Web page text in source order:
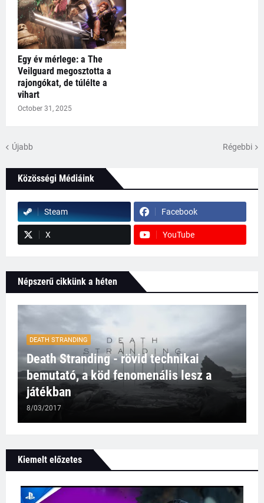
Egy év mérlege: a The
Veilguard megosztotta a
rajongókat, de túlélte a
vihart
October 31, 2025
Újabb Régebbi
Közösségi Médiáink
Steam Facebook
X YouTube
Népszerű cikkünk a héten
DEATH STRANDING
Death Stranding - rövid technikai
bemutató, a köd fenomenális lesz a
játékban
8/03/2017
Kiemelt előzetes